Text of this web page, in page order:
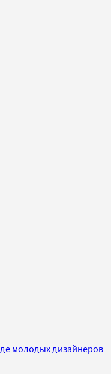
молодых дизайнеров